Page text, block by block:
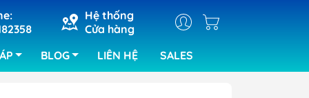
Hệ thống
Cửa hàng
BLOG LIÊN HỆ SALES